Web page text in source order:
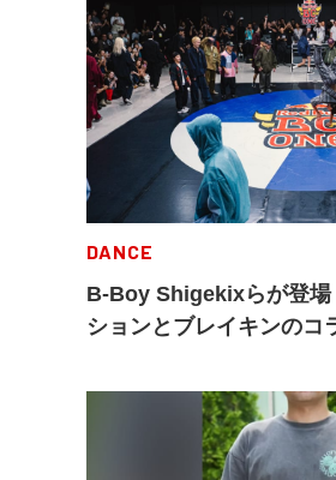
DANCE
B-Boy Shigekixらが登場
ションとブレイキンのコ
Runway Show